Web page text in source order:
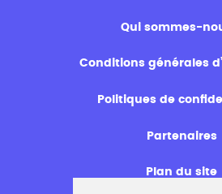
Qui sommes-
Conditions générales
Politiques de
Partenaires
Plan du site